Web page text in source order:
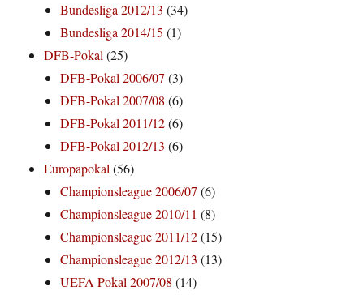
Bundesliga 2012/13 (34)
Bundesliga 2014/15 (1)
DFB-Pokal(25)
DFB-Pokal 2006/07 (3)
DFB-Pokal 2007/08 (6)
DFB-Pokal 2011/12(6)
DFB-Pokal 2012/13 (6)
Europapokal(56)
Championsleague 2006/07 (6)
Championsleague 2010/11 (8)
Championsleague 2011/12(15)
Championsleague 2012/13 (13)
UEFA Pokal 2007/08 (14)